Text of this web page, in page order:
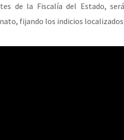
de la Fiscalía del Estado,
fijando los indicios